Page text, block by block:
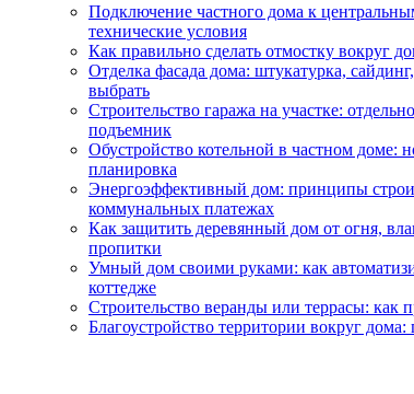
Подключение частного дома к
технические условия
Как правильно сделать отмостку вокруг
Отделка фасада дома: штукатурка,
выбрать
Строительство гаража на участке:
подъемник
Обустройство котельной в частном доме:
планировка
Энергоэффективный дом: принципы
коммунальных платежах
Как защитить деревянный дом от огня,
пропитки
Умный дом своими руками: как
коттедже
Строительство веранды или террасы: как
Благоустройство территории вокруг